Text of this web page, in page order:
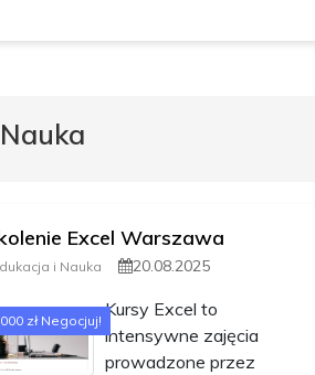
Excel Warszawa
i Nauka 20.08.2025
zł Negocjuj!
Kursy Excel to
intensywne zajęcia
prowadzone przez